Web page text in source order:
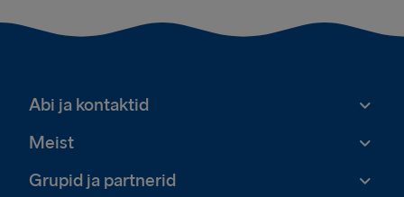
Abi ja kontaktid
Meist
Grupid ja partnerid